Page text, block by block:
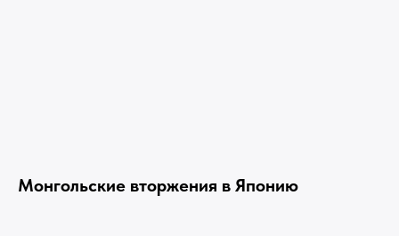
Монгольские вторжения в Японию